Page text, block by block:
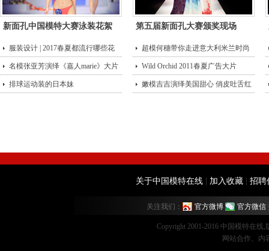
新面孔中国模特大赛泳装花絮 第五届新面孔大赛颁奖现场
服装设计 | 2017春夏都流行哪些花
型？
超模何穗带你走进意大利米兰时尚
街头
名模张亚芳演绎《嘉人marie》大片 Wild Orchid 2011春夏广告大片
排球运动装的日本妹 嫩模吉吉演绎美国甜心 俏皮吐舌红
关于中国模特在线 加入收藏 招聘
关注我们： 官方微博 官方微信
Copyright 2001-2016 中国模特在线
网站合作、内